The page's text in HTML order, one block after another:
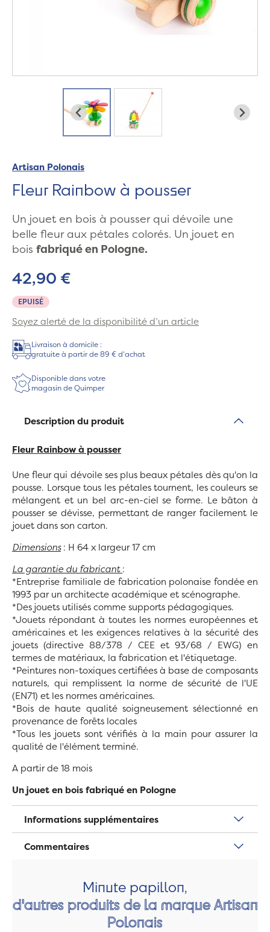
Artisan Polonais
Fleur Rainbow à pousser
Un jouet en bois à pousser qui dévoile une
belle fleur aux pétales colorés. Un jouet en
bois fabriqué en Pologne.
EPUISÉ
42,90 €
Soyez alerté de la disponibilité d’un article
Livraison à domicile :
gratuite à partir de 89 € d'achat
Disponible dans votre
magasin de Quimper
Description du produit
Fleur Rainbow à pousser
Une fleur qui dévoile ses plus beaux pétales dès qu'on la
pousse. Lorsque tous les pétales tournent, les couleurs se
mélangent et un bel arc-en-ciel se forme. Le bâton à
pousser se dévisse, permettant de ranger facilement le
jouet dans son carton.
Dimensions: H 64 x largeur 17 cm
La garantie du fabricant:
*Entreprise familiale de fabrication polonaise fondée en
1993 par un architecte académique et scénographe.
*Des jouets utilisés comme supports pédagogiques.
*Jouets répondant à toutes les normes européennes et
américaines et les exigences relatives à la sécurité des
jouets (directive 88/378 / CEE et 93/68 / EWG) en
termes de matériaux, la fabrication et l'étiquetage.
*Peintures non-toxiques certifiées à base de composants
naturels, qui remplissent la norme de sécurité de l'UE
(EN71) et les normes américaines.
*Bois de haute qualité soigneusement sélectionné en
provenance de forêts locales
*Tous les jouets sont vérifiés à la main pour assurer la
qualité de l'élément terminé.
A partir de 18 mois
Un jouet en bois fabriqué en Pologne
Informations supplémentaires
Commentaires
Minute papillon,
d'autres produits de la marque Artisan
Polonais